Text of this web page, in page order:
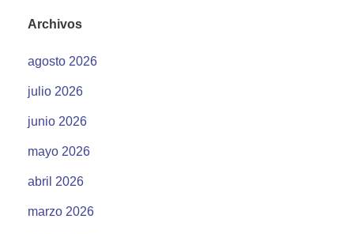
Archivos
agosto 2026
julio 2026
junio 2026
mayo 2026
abril 2026
marzo 2026